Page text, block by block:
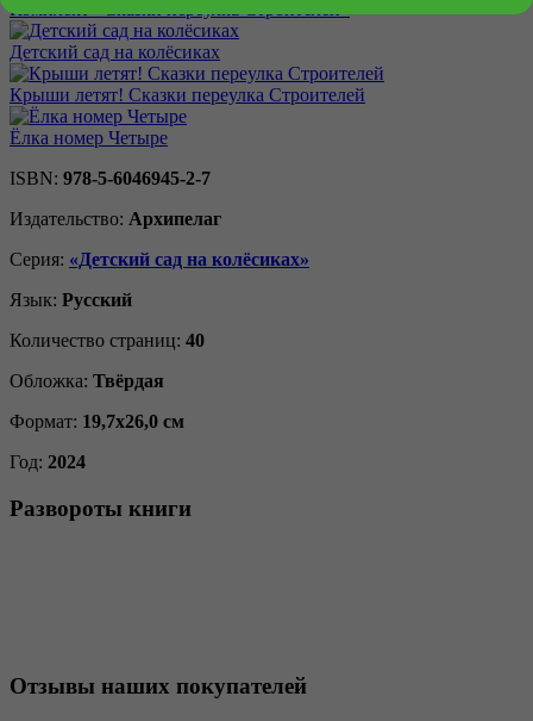
Комплект «Сказки переулка Строителей»
Детский сад на колёсиках
Крыши летят! Сказки переулка Строителей
Ёлка номер Четыре
ISBN: 978-5-6046945-2-7
Издательство: Архипелаг
Серия: «Детский сад на колёсиках»
Язык: Русский
Количество страниц: 40
Обложка: Твёрдая
Формат: 19,7х26,0 см
Год: 2024
Развороты книги
Отзывы наших покупателей